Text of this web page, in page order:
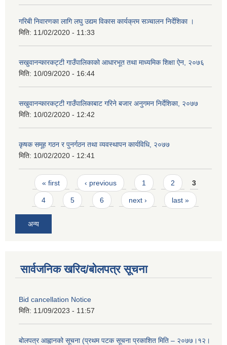
गरिबी निवारणका लागि लघु उद्यम विकास कार्यक्रम सञ्चालन निर्देशिका ।
मिति: 11/02/2020 - 11:33
सखुवानन्कारकट्टी गाउँपालिकाको आधारभूत तथा माध्यमिक शिक्षा ऐन, २०७६
मिति: 10/09/2020 - 16:44
सखुवानन्कारकट्टी गाउँपालिकाबाट गरिने बजार अनुगमन निर्देशिका, २०७७
मिति: 10/02/2020 - 12:42
कृषक समूह गठन र पुनर्गठन तथा व्यवस्थापन कार्यविधि, २०७७
मिति: 10/02/2020 - 12:41
Pages
« first ‹ previous 1 2 3
4 5 6 next › last »
अन्य
सार्वजनिक खरिद/बोलपत्र सूचना
Bid cancellation Notice
मिति: 11/09/2023 - 11:57
बोलपत्र आह्वानको सूचना (प्रथम पटक सूचना प्रकाशित मिति – २०७७।१२।